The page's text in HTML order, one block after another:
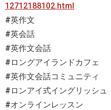
12712188102.html
#英作文
#英会話
#英作文会話
# ロングアイランドカフェ
#英作文会話コミュニティ
# ロンアイ式イングリッシュ
#オンラインレッスン